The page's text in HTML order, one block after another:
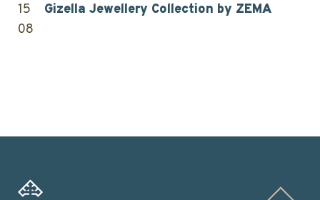
15
08
Gizella Jewellery Collection by ZEMA